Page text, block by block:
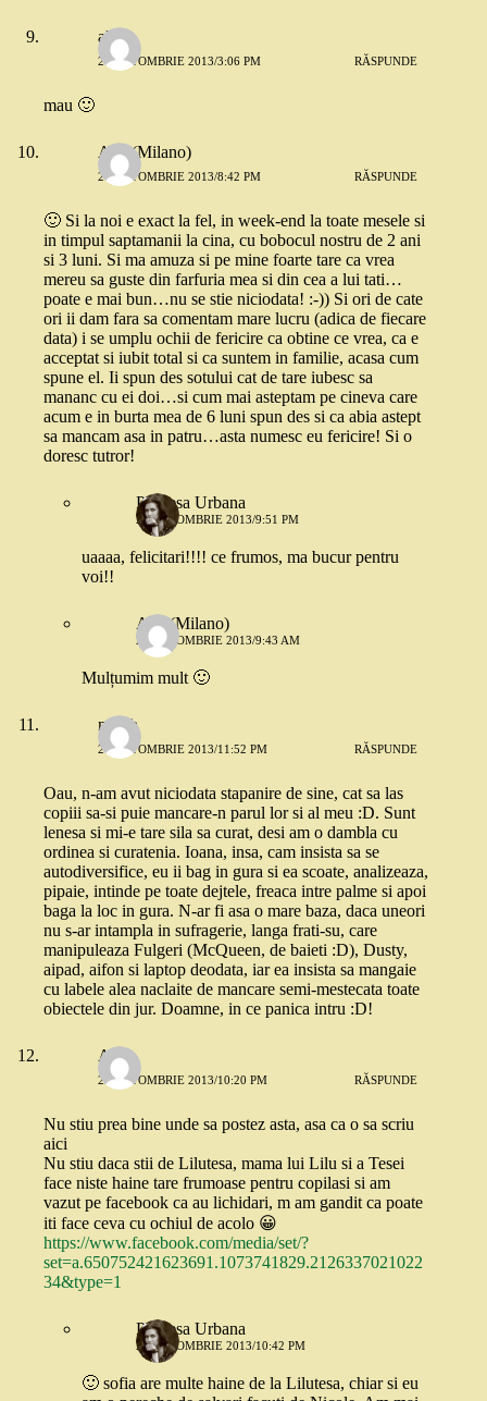
alina
21 OCTOMBRIE 2013/3:06 PM RĂSPUNDE
mau 🙂
Ana (Milano)
21 OCTOMBRIE 2013/8:42 PM RĂSPUNDE
🙂 Si la noi e exact la fel, in week-end la toate mesele si
in timpul saptamanii la cina, cu bobocul nostru de 2 ani
si 3 luni. Si ma amuza si pe mine foarte tare ca vrea
mereu sa guste din farfuria mea si din cea a lui tati…
poate e mai bun…nu se stie niciodata! :-)) Si ori de cate
ori ii dam fara sa comentam mare lucru (adica de fiecare
data) i se umplu ochii de fericire ca obtine ce vrea, ca e
acceptat si iubit total si ca suntem in familie, acasa cum
spune el. Ii spun des sotului cat de tare iubesc sa
mananc cu ei doi…si cum mai asteptam pe cineva care
acum e in burta mea de 6 luni spun des si ca abia astept
sa mancam asa in patru…asta numesc eu fericire! Si o
doresc tutror!
Printesa Urbana
21 OCTOMBRIE 2013/9:51 PM
uaaaa, felicitari!!!! ce frumos, ma bucur pentru
voi!!
Ana (Milano)
22 OCTOMBRIE 2013/9:43 AM
Mulțumim mult 🙂
nusch
21 OCTOMBRIE 2013/11:52 PM RĂSPUNDE
Oau, n-am avut niciodata stapanire de sine, cat sa las
copiii sa-si puie mancare-n parul lor si al meu :D. Sunt
lenesa si mi-e tare sila sa curat, desi am o dambla cu
ordinea si curatenia. Ioana, insa, cam insista sa se
autodiversifice, eu ii bag in gura si ea scoate, analizeaza,
pipaie, intinde pe toate dejtele, freaca intre palme si apoi
baga la loc in gura. N-ar fi asa o mare baza, daca uneori
nu s-ar intampla in sufragerie, langa frati-su, care
manipuleaza Fulgeri (McQueen, de baieti :D), Dusty,
aipad, aifon si laptop deodata, iar ea insista sa mangaie
cu labele alea naclaite de mancare semi-mestecata toate
obiectele din jur. Doamne, in ce panica intru :D!
Anca
22 OCTOMBRIE 2013/10:20 PM RĂSPUNDE
Nu stiu prea bine unde sa postez asta, asa ca o sa scriu
aici
Nu stiu daca stii de Lilutesa, mama lui Lilu si a Tesei
face niste haine tare frumoase pentru copilasi si am
vazut pe facebook ca au lichidari, m am gandit ca poate
iti face ceva cu ochiul de acolo 😀
https://www.facebook.com/media/set/?
set=a.650752421623691.1073741829.2126337021022
34&type=1
Printesa Urbana
22 OCTOMBRIE 2013/10:42 PM
🙂 sofia are multe haine de la Lilutesa, chiar si eu